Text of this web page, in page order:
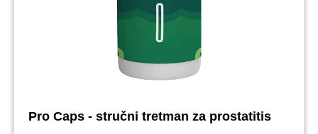
Pro Caps - stručni tretman za prostatitis